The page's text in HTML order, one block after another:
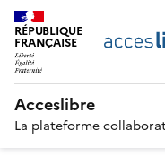
RÉPUBLIQUE
FRANÇAISE
Acceslibre
La plateforme